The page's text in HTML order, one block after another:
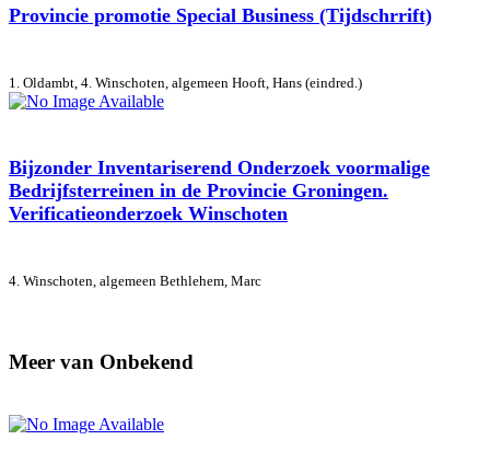
Provincie promotie Special Business (Tijdschrrift)
1. Oldambt, 4. Winschoten, algemeen Hooft, Hans (eindred.)
Bijzonder Inventariserend Onderzoek voormalige
Bedrijfsterreinen in de Provincie Groningen.
Verificatieonderzoek Winschoten
4. Winschoten, algemeen Bethlehem, Marc
Meer van Onbekend